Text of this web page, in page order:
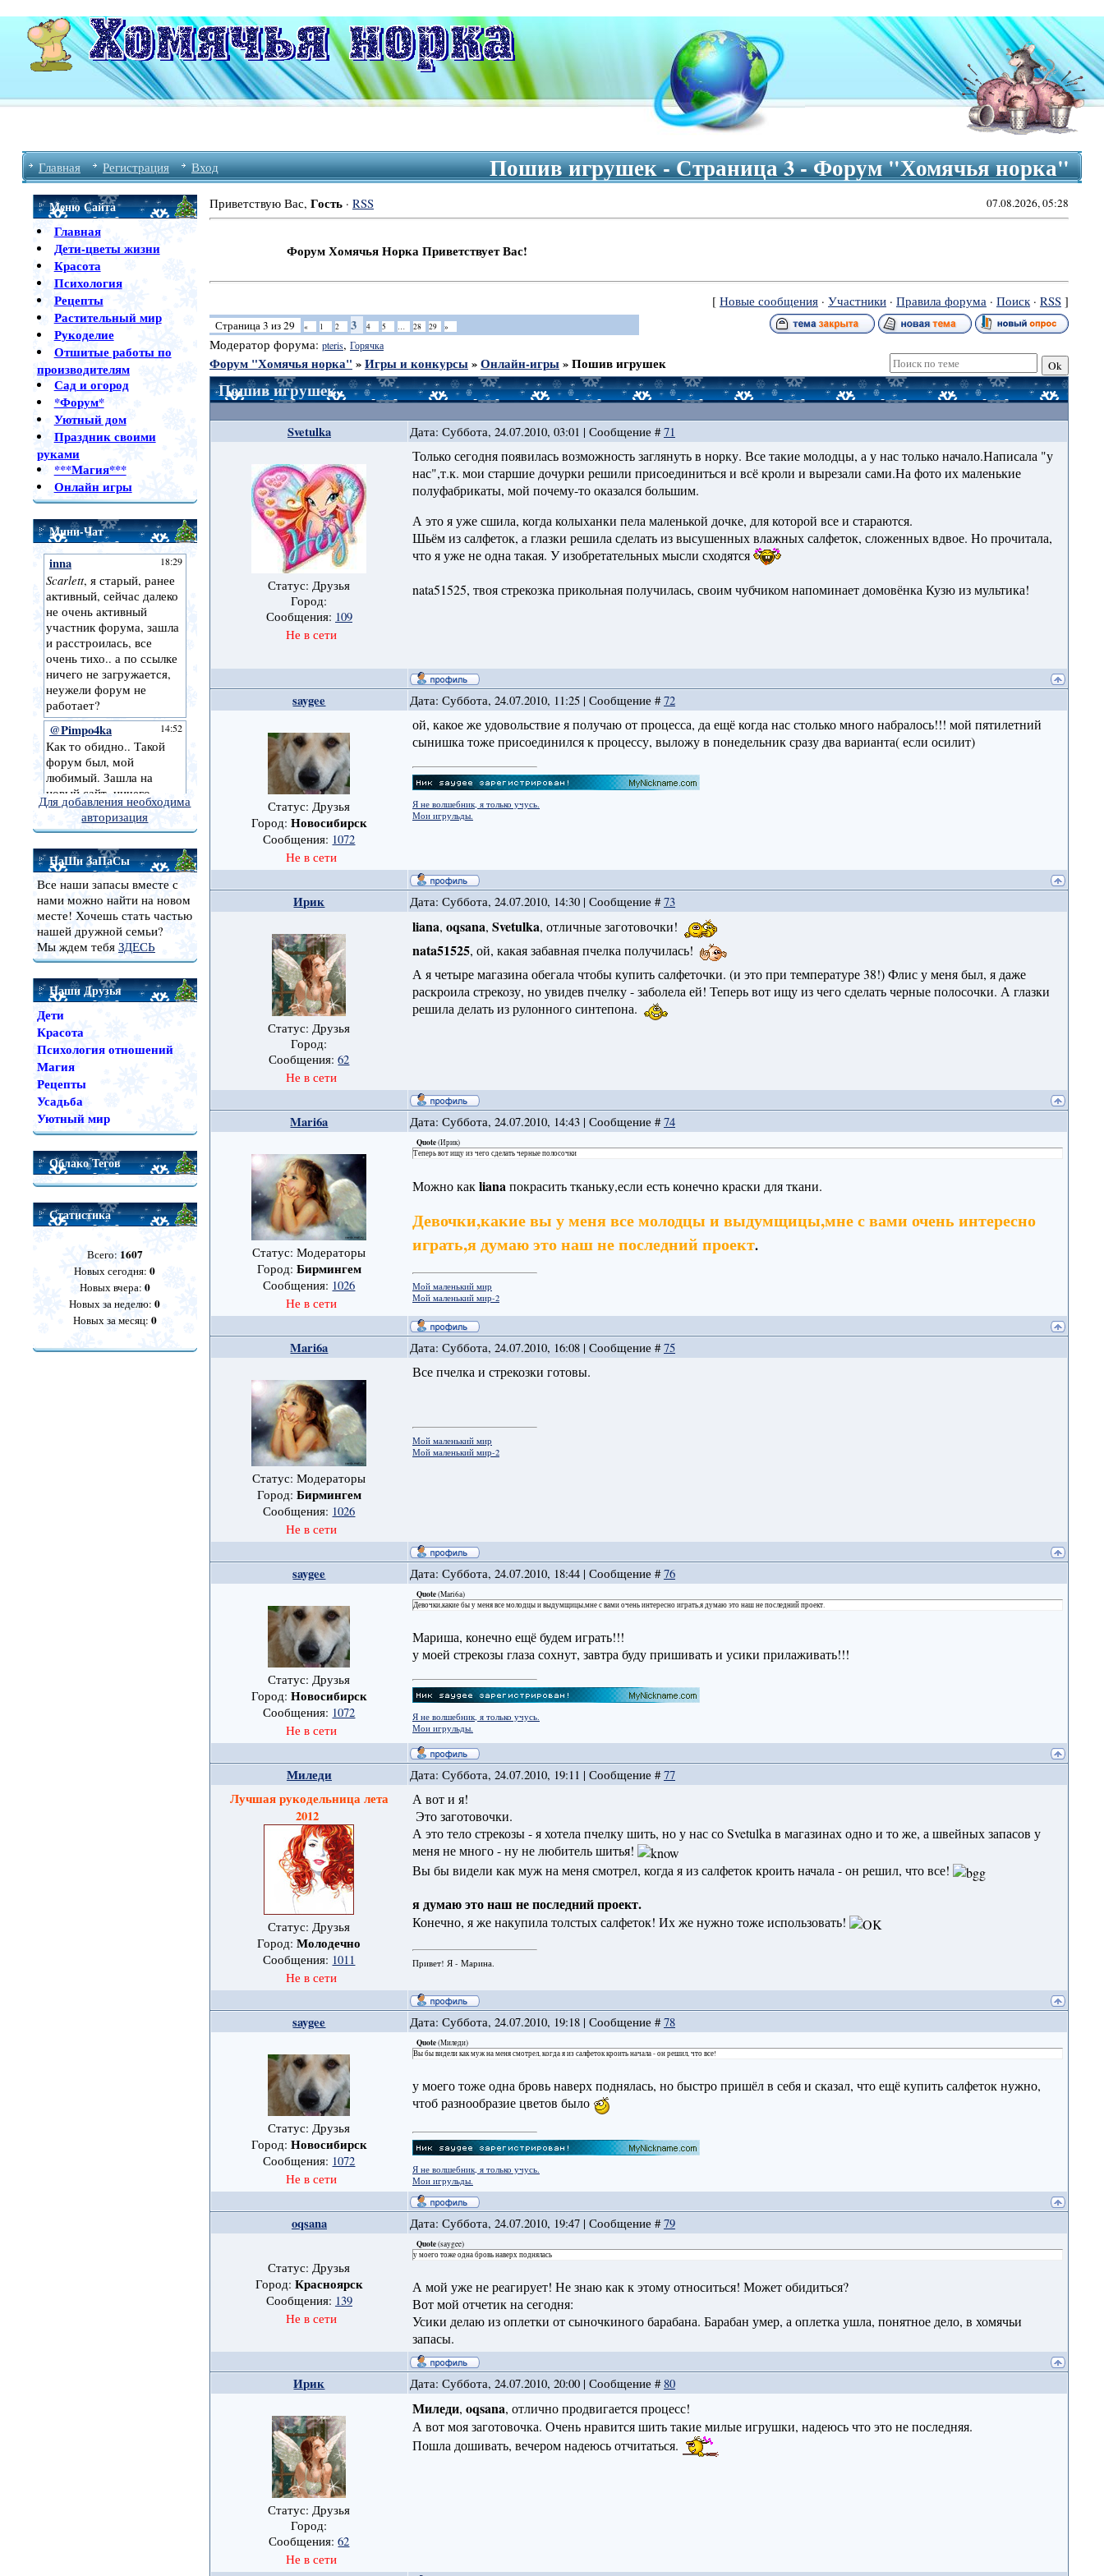
Главная Регистрация Вход Пошив игрушек - Страница 3 - Форум "Хомячья норка"
Меню Сайта
Главная
Дети-цветы жизни
Красота
Психология
Рецепты
Растительный мир
Рукоделие
Отшитые работы по
производителям
Сад и огород
*Форум*
Уютный дом
Праздник своими
руками
***Магия***
Онлайн игры
Мини-Чат
Для добавления необходима
авторизация
НаШи ЗаПаСы
Все наши запасы вместе с
нами можно найти на новом
месте! Хочешь стать частью
нашей дружной семьи?
Мы ждем тебя ЗДЕСЬ
Наши Друзья
Дети
Красота
Психология отношений
Магия
Рецепты
Усадьба
Уютный мир
Облако Тегов
Статистика
Всего: 1607
Новых сегодня:0
Новых вчера: 0
Новых за неделю:0
Новых за месяц: 0
Приветствую Вас, Гость· RSS 07.08.2026, 05:28
Форум Хомячья Норка Приветствует Вас!
[ Новые сообщения· Участники· Правила форума· Поиск· RSS]
Страница3 из29 « 1 2 3 4 5 … 28 29 »
Модератор форума: pteris, Горячка
Форум "Хомячья норка" »Игры и конкурсы»Онлайн-игры»Пошив игрушек
Пошив игрушек
Svetulka Дата: Суббота, 24.07.2010, 03:01 | Сообщение #71
Статус: Друзья
Город:
Сообщения: 109
Не в сети
Только сегодня появилась возможность заглянуть в норку. Все такие молодцы, а у нас только начало.Написала "у
нас",т.к. мои старшие дочурки решили присоединиться и всё кроли и вырезали сами.На фото их маленькие
полуфабрикаты, мой почему-то оказался большим.
А это я уже сшила, когда колыханки пела маленькой дочке, для которой все и стараются.
Шьём из салфеток, а глазки решила сделать из высушенных влажных салфеток, сложенных вдвое. Но прочитала,
что я уже не одна такая. У изобретательных мысли сходятся
nata51525, твоя стрекозка прикольная получилась, своим чубчиком напоминает домовёнка Кузю из мультика!
saygee Дата: Суббота, 24.07.2010, 11:25 | Сообщение #72
Статус: Друзья
Город: Новосибирск
Сообщения: 1072
Не в сети
ой, какое же удовольствие я получаю от процесса, да ещё когда нас столько много набралось!!! мой пятилетний
сынишка тоже присоединился к процессу, выложу в понедельник сразу два варианта( если осилит)
Я не волшебник, я только учусь.
Мои игрульды.
Ирик Дата: Суббота, 24.07.2010, 14:30 | Сообщение #73
Статус: Друзья
Город:
Сообщения:62
Не в сети
liana, oqsana, Svetulka, отличные заготовочки!
nata51525, ой, какая забавная пчелка получилась!
А я четыре магазина обегала чтобы купить салфеточки. (и это при температуре 38!) Флис у меня был, я даже
раскроила стрекозу, но увидев пчелку - заболела ей! Теперь вот ищу из чего сделать черные полосочки. А глазки
решила делать из рулонного синтепона.
Mari6a Дата: Суббота, 24.07.2010, 14:43 | Сообщение #74
Статус: Модераторы
Город: Бирмингем
Сообщения: 1026
Не в сети
Quote(Ирик)
Теперь вот ищу из чего сделать черные полосочки
Можно какlianaпокрасить тканьку,если есть конечно краски для ткани.
Девочки,какие вы у меня все молодцы и выдумщицы,мне с вами очень интересно
играть,я думаю это наш не последний проект.
Мой маленький мир
Мой маленький мир-2
Mari6a Дата: Суббота, 24.07.2010, 16:08 | Сообщение #75
Статус: Модераторы
Город: Бирмингем
Сообщения: 1026
Не в сети
Все пчелка и стрекозки готовы.
Мой маленький мир
Мой маленький мир-2
saygee Дата: Суббота, 24.07.2010, 18:44 | Сообщение #76
Статус: Друзья
Город: Новосибирск
Сообщения: 1072
Не в сети
Quote(Mari6a)
Девочки,какие бы у меня все молодцы и выдумщицы,мне с вами очень интересно играть,я думаю это наш не последний проект.
Мариша, конечно ещё будем играть!!!
у моей стрекозы глаза сохнут, завтра буду пришивать и усики прилаживать!!!
Я не волшебник, я только учусь.
Мои игрульды.
Миледи Дата: Суббота, 24.07.2010, 19:11 | Сообщение #77
Лучшая рукодельница лета
2012
Статус: Друзья
Город:Молодечно
Сообщения: 1011
Не в сети
А вот и я!
Это заготовочки.
А это тело стрекозы - я хотела пчелку шить, но у нас со Svetulka в магазинах одно и то же, а швейных запасов у
меня не много - ну не любитель шитья!
Вы бы видели как муж на меня смотрел, когда я из салфеток кроить начала - он решил, что все!
я думаю это наш не последний проект.
Конечно, я же накупила толстых салфеток! Их же нужно тоже использовать!
Привет! Я - Марина.
saygee Дата: Суббота, 24.07.2010, 19:18 | Сообщение #78
Статус: Друзья
Город: Новосибирск
Сообщения: 1072
Не в сети
Quote(Миледи)
Вы бы видели как муж на меня смотрел, когда я из салфеток кроить начала - он решил, что все!
у моего тоже одна бровь наверх поднялась, но быстро пришёл в себя и сказал, что ещё купить салфеток нужно,
чтоб разнообразие цветов было
Я не волшебник, я только учусь.
Мои игрульды.
oqsana Дата: Суббота, 24.07.2010, 19:47 | Сообщение #79
Статус: Друзья
Город: Красноярск
Сообщения: 139
Не в сети
Quote(saygee)
у моего тоже одна бровь наверх поднялась
А мой уже не реагирует! Не знаю как к этому относиться! Может обидиться?
Вот мой отчетик на сегодня:
Усики делаю из оплетки от сыночкиного барабана. Барабан умер, а оплетка ушла, понятное дело, в хомячьи
запасы.
Ирик Дата: Суббота, 24.07.2010, 20:00 | Сообщение #80
Статус: Друзья
Город:
Сообщения:62
Не в сети
Миледи, oqsana, отлично продвигается процесс!
А вот моя заготовочка. Очень нравится шить такие милые игрушки, надеюсь что это не последняя.
Пошла дошивать, вечером надеюсь отчитаться.